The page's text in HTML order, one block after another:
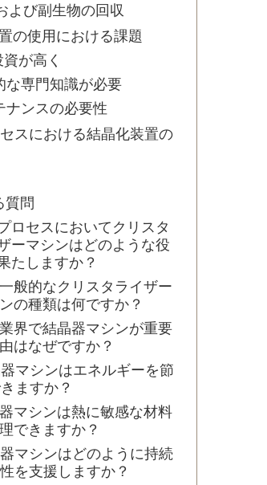
よび副生物の回収
の使用における課題
が高く
な専門知識が必要
ナンスの必要性
スにおける結晶化装置の
質問
ロセスにおいてクリスタ
ーマシンはどのような役
たしますか？
般的なクリスタライザー
の種類は何ですか？
界で結晶器マシンが重要
はなぜですか？
マシンはエネルギーを節
ますか？
マシンは熱に敏感な材料
できますか？
マシンはどのように持続
を支援しますか？